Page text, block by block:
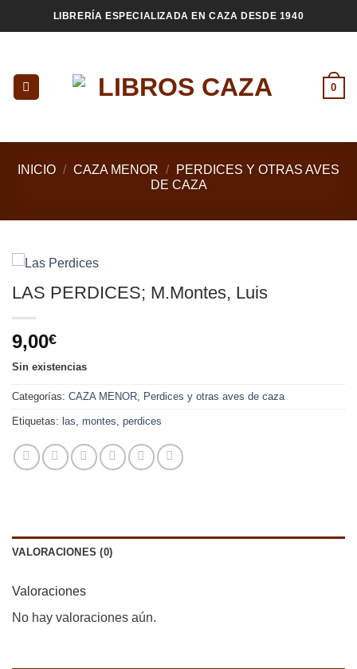
al
LIBRERÍA ESPECIALIZADA EN CAZA DESDE 1940
0
INICIO / CAZA MENOR /
PERDICES Y OTRAS AVES
DE CAZA
LAS PERDICES; M.Montes, Luis
9,00€
Sin existencias
Categorías: CAZA MENOR, Perdices y otras aves de caza
Etiquetas: las, montes, perdices
VALORACIONES (0)
Valoraciones
No hay valoraciones aún.